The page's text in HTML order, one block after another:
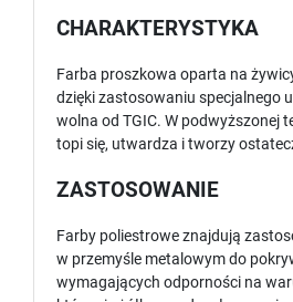
CHARAKTERYSTYKA
Farba proszkowa oparta na
dzięki zastosowaniu specjalnego
wolna od TGIC. W podwyższonej
topi się, utwardza i tworzy
ZASTOSOWANIE
Farby poliestrowe znajdują
w przemyśle metalowym do
wymagających odporności na